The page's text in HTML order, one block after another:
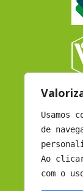
Usamos
de
Ao
com o
B.